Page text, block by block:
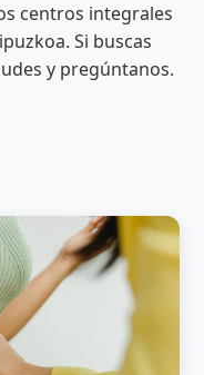
centros integrales
Si buscas
y pregúntanos.